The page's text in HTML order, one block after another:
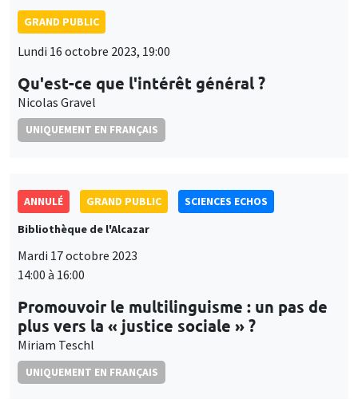
GRAND PUBLIC
Lundi 16 octobre 2023, 19:00
Qu'est-ce que l'intérêt général ?
Nicolas Gravel
UNIQUEMENT EN FRANÇAIS
ANNULÉ GRAND PUBLIC
SCIENCES ECHOS
Bibliothèque de l'Alcazar
Mardi 17 octobre 2023
14:00 à 16:00
Promouvoir le multilinguisme : un pas de
plus vers la « justice sociale » ?
Miriam Teschl
UNIQUEMENT EN FRANÇAIS